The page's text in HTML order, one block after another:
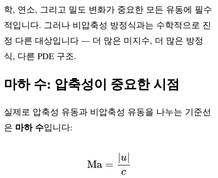
학, 연소, 그리고 밀도 변화가 중요한 모든 유동에 필수
적입니다. 그러나 비압축성 방정식과는 수학적으로 진
정 다른 대상입니다 — 더 많은 미지수, 더 많은 방정
식, 다른 PDE 구조.
마하 수: 압축성이 중요한 시점
실제로 압축성 유동과 비압축성 유동을 나누는 기준선
은 마하 수입니다:
\text{Ma} =
Ma =
c
∣u∣